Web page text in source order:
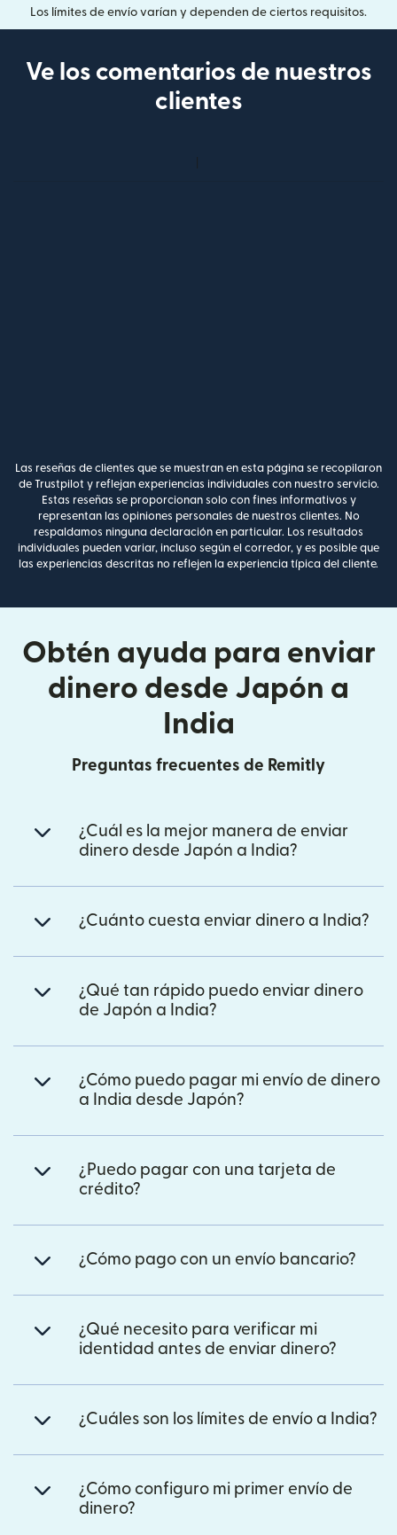
Los límites de envío varían y dependen de ciertos requisitos.
Ve los comentarios de nuestros
clientes
Las reseñas de clientes que se muestran en esta página se recopilaron
de Trustpilot y reflejan experiencias individuales con nuestro servicio.
Estas reseñas se proporcionan solo con fines informativos y
representan las opiniones personales de nuestros clientes. No
respaldamos ninguna declaración en particular. Los resultados
individuales pueden variar, incluso según el corredor, y es posible que
las experiencias descritas no reflejen la experiencia típica del cliente.
Obtén ayuda para enviar
dinero desde Japón a
India
Preguntas frecuentes de Remitly
¿Cuál es la mejor manera de enviar
dinero desde Japón a India?
¿Cuánto cuesta enviar dinero a India?
¿Qué tan rápido puedo enviar dinero
de Japón a India?
¿Cómo puedo pagar mi envío de dinero
a India desde Japón?
¿Puedo pagar con una tarjeta de
crédito?
¿Cómo pago con un envío bancario?
¿Qué necesito para verificar mi
identidad antes de enviar dinero?
¿Cuáles son los límites de envío a India?
¿Cómo configuro mi primer envío de
dinero?